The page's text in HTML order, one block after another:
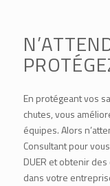
En protégeant vos
chutes, vous
équipes. Alors
Consultant pour
DUER et obtenir
dans votre